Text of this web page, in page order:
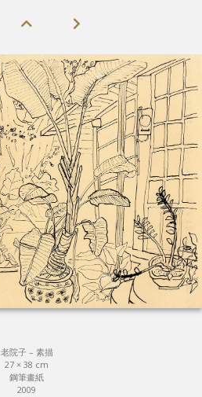
老院子 – 素描
27 × 38 cm
鋼筆畫紙
2009